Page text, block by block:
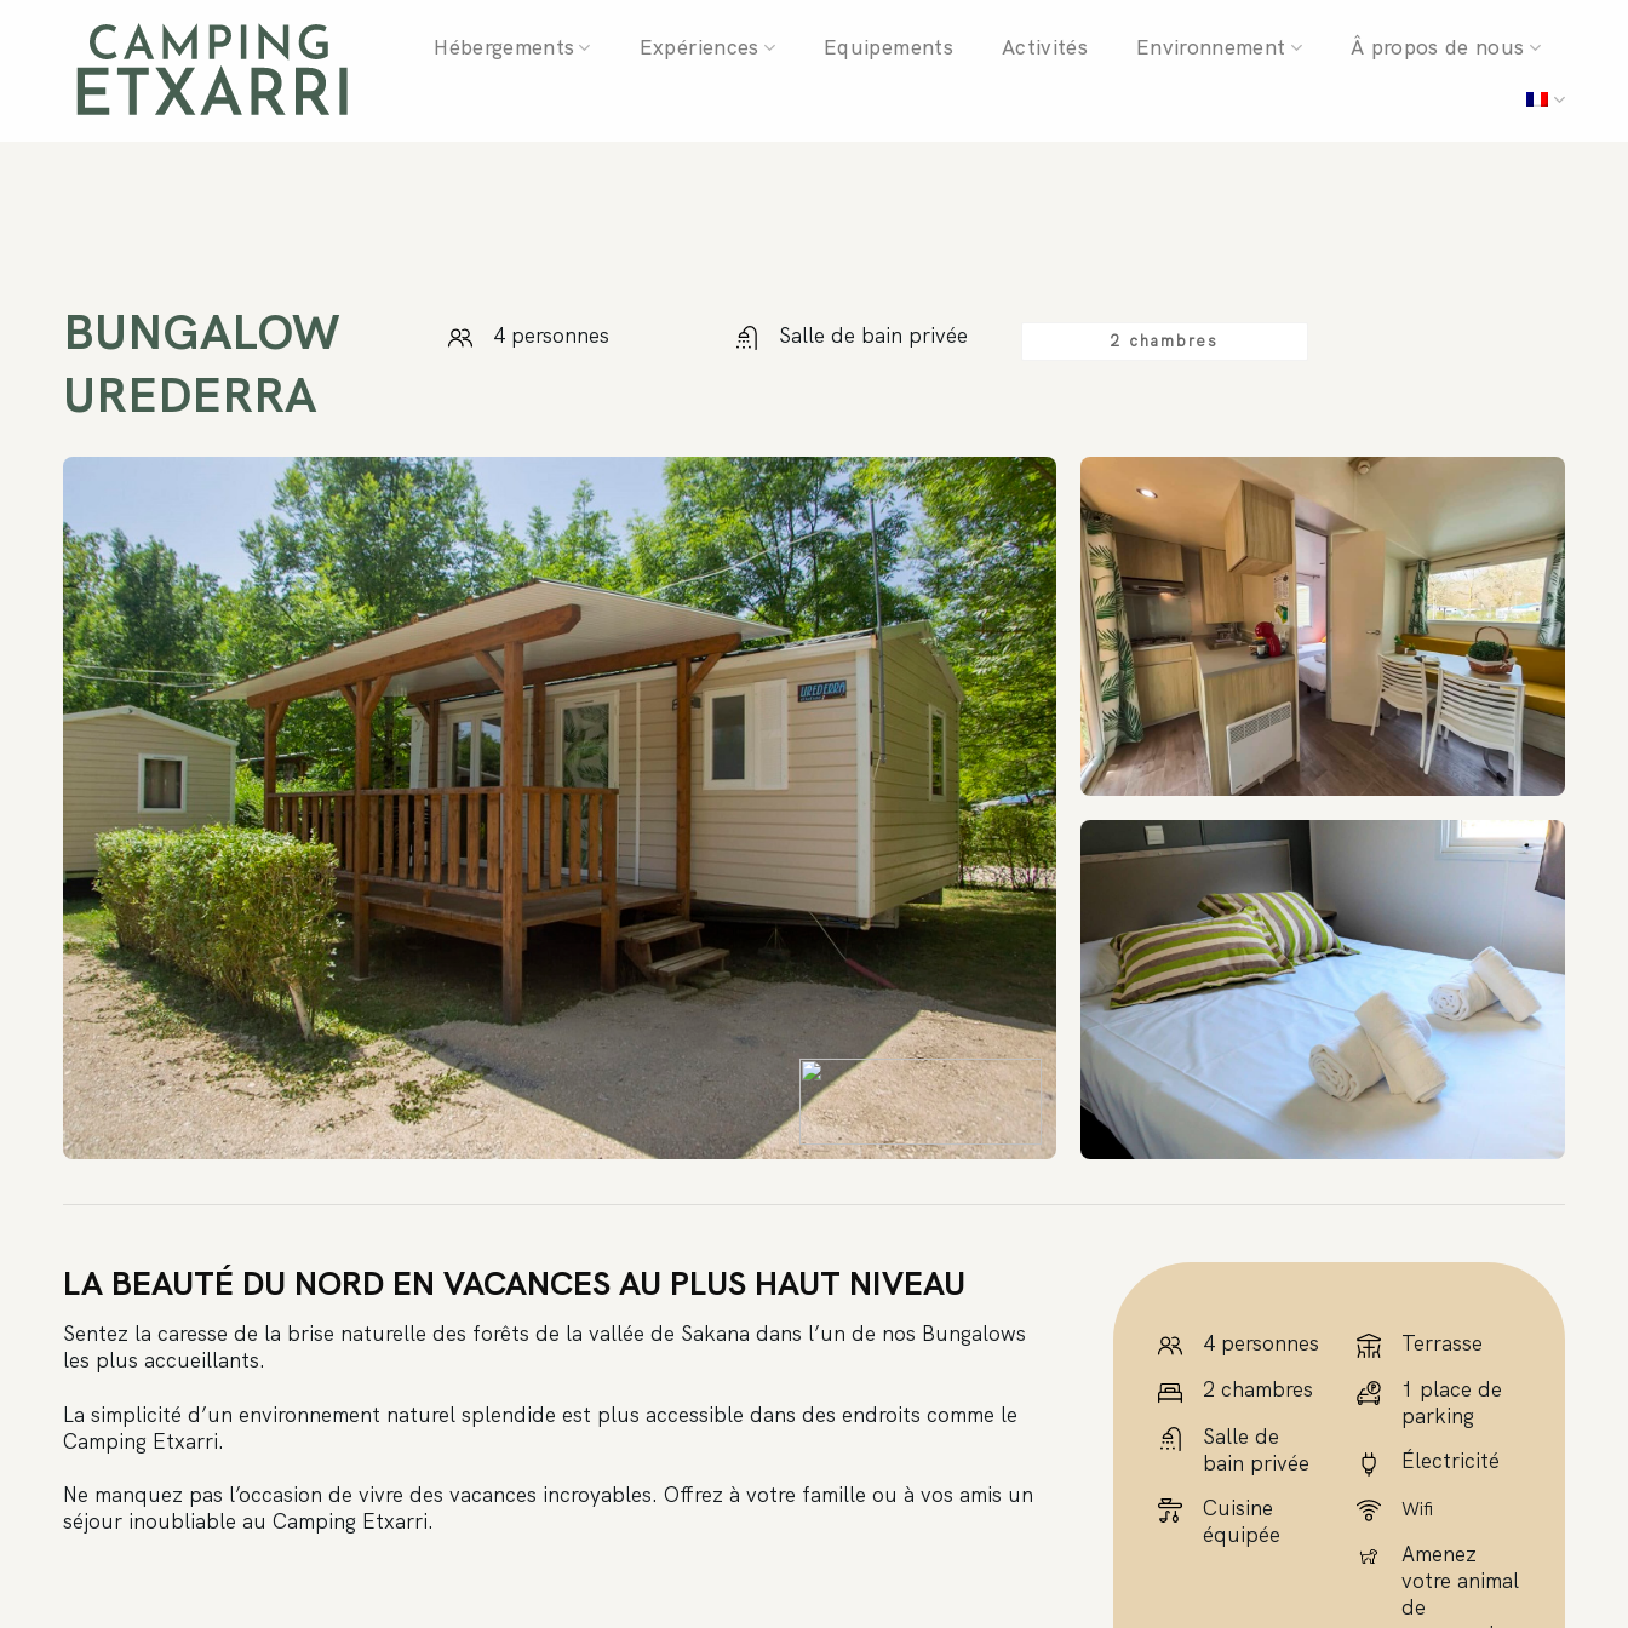
to
Hébergements Expériences Equipements Activités Environnement Â propos de nous
BUNGALOW
UREDERRA
4 personnes Salle de bain privée 2 chambres
LA BEAUTÉ DU NORD EN VACANCES AU PLUS HAUT NIVEAU
Sentez la caresse de la brise naturelle des forêts de la vallée de Sakana dans l’un de nos Bungalows
les plus accueillants.
La simplicité d’un environnement naturel splendide est plus accessible dans des endroits comme le
Camping Etxarri.
Ne manquez pas l’occasion de vivre des vacances incroyables. Offrez à votre famille ou à vos amis un
séjour inoubliable au Camping Etxarri.
4 personnes
2 chambres
Salle de
bain privée
Cuisine
équipée
Terrasse
1 place de
parking
Électricité
Wifi
Amenez
votre animal
de